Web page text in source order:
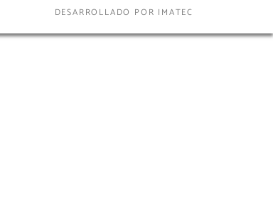
DESARROLLADO POR IMATEC